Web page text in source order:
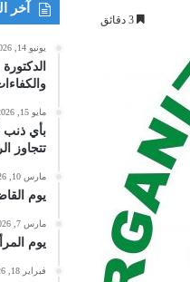
آخر
يونيو 14, 2026
مايو 15, 2026
بأي ذنب
تتجاوز
مارس 10, 2026
يوم
مارس 7, 2026
يوم
فبراير 18, 2026